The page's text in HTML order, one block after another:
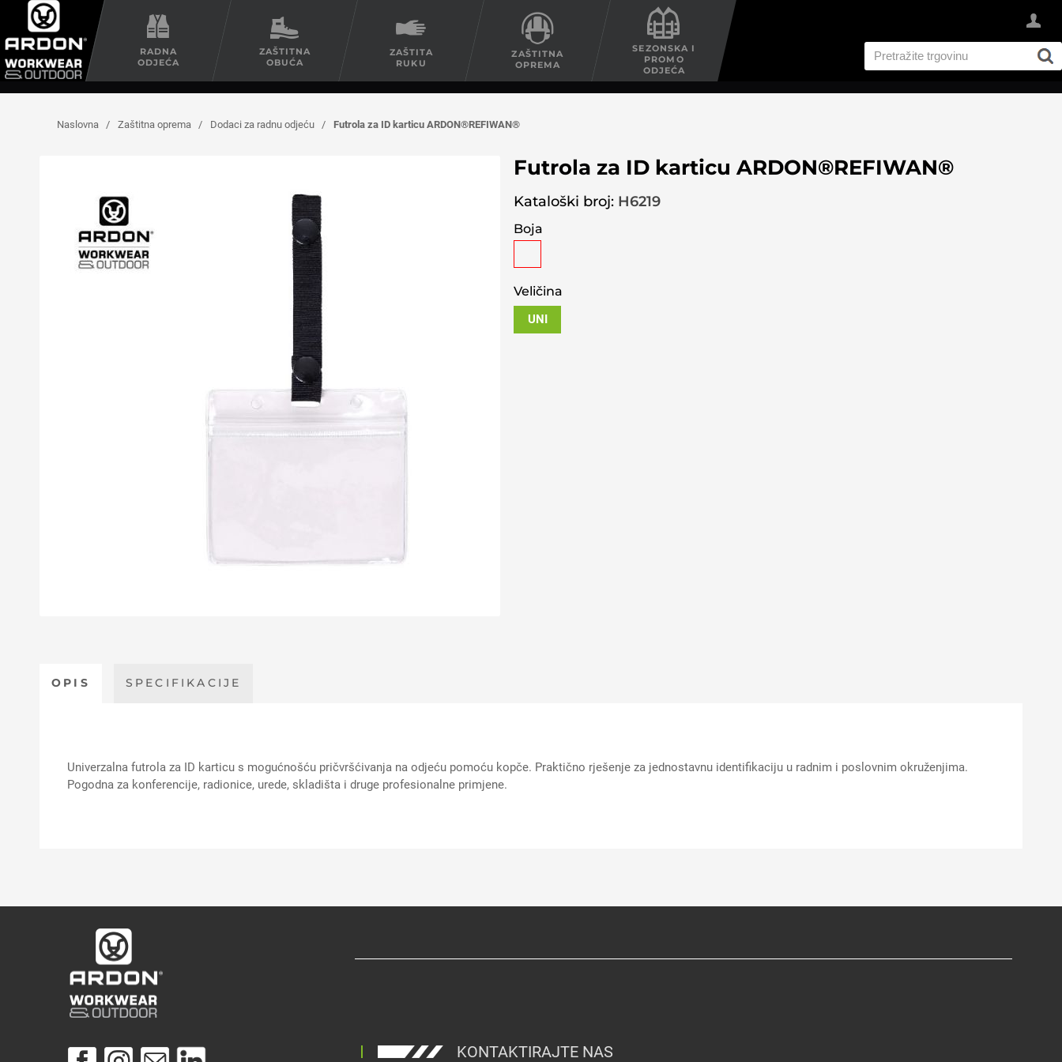
RADNA
ODJEĆA
ZAŠTITNA
OBUĆA
ZAŠTITA
RUKU
ZAŠTITNA
OPREMA
SEZONSKA I
PROMO
ODJEĆA
Naslovna / Zaštitna oprema / Dodaci za radnu odjeću / Futrola za ID karticu ARDON®REFIWAN®
Futrola za ID karticu ARDON®REFIWAN®
Kataloški broj: H6219
Boja
Veličina
UNI
OPIS SPECIFIKACIJE
Univerzalna futrola za ID karticu s mogućnošću pričvršćivanja na odjeću pomoću kopče. Praktično rješenje za jednostavnu identifikaciju u radnim i poslovnim okruženjima.
Pogodna za konferencije, radionice, urede, skladišta i druge profesionalne primjene.
KONTAKTIRAJTE NAS